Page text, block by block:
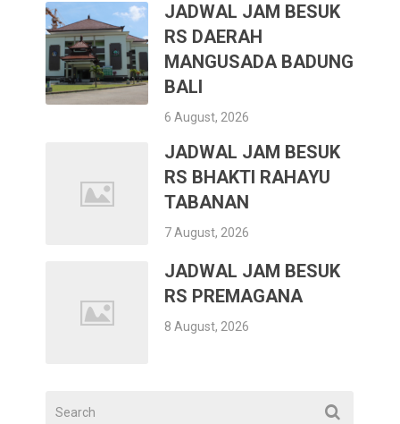
JADWAL JAM BESUK
RS DAERAH
MANGUSADA BADUNG
BALI
6 August, 2026
JADWAL JAM BESUK
RS BHAKTI RAHAYU
TABANAN
7 August, 2026
JADWAL JAM BESUK
RS PREMAGANA
8 August, 2026